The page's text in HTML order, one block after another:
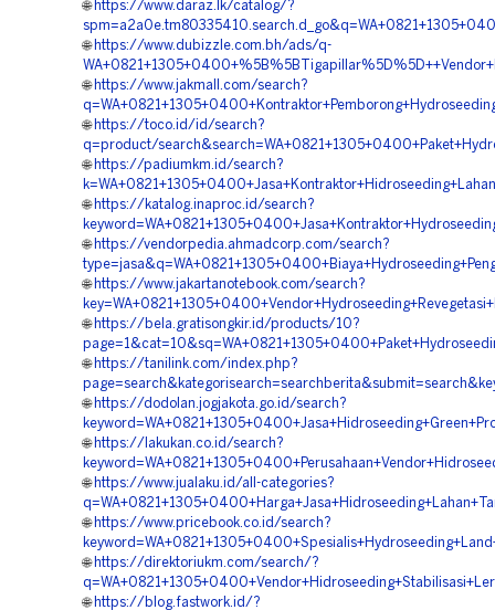
🌐 https://www.daraz.lk/catalog/?
🌐 https://www.dubizzle.com.bh/ads/q-
🌐 https://www.jakmall.com/search?
🌐 https://toco.id/id/search?
q=product/
🌐 https://padiumkm.id/search?
🌐 https://katalog.inaproc.id/search?
🌐 https://vendorpedia.ahmadcorp.com/search?
🌐 https://www.jakartanotebook.com/search?
🌐 https://bela.gratisongkir.id/products/10?
🌐 https://tanilink.com/index.php?
🌐 https://dodolan.jogjakota.go.id/search?
🌐 https://lakukan.co.id/search?
🌐 https://www.jualaku.id/all-categories?
🌐 https://www.pricebook.co.id/search?
🌐 https://direktoriukm.com/search/?
🌐 https://blog.fastwork.id/?